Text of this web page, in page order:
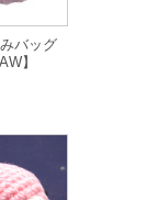
バッグ
】